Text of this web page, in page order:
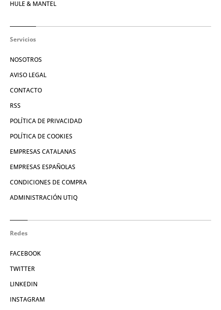
HULE & MANTEL
Servicios
NOSOTROS
AVISO LEGAL
CONTACTO
RSS
POLÍTICA DE PRIVACIDAD
POLÍTICA DE COOKIES
EMPRESAS CATALANAS
EMPRESAS ESPAÑOLAS
CONDICIONES DE COMPRA
ADMINISTRACIÓN UTIQ
Redes
FACEBOOK
TWITTER
LINKEDIN
INSTAGRAM